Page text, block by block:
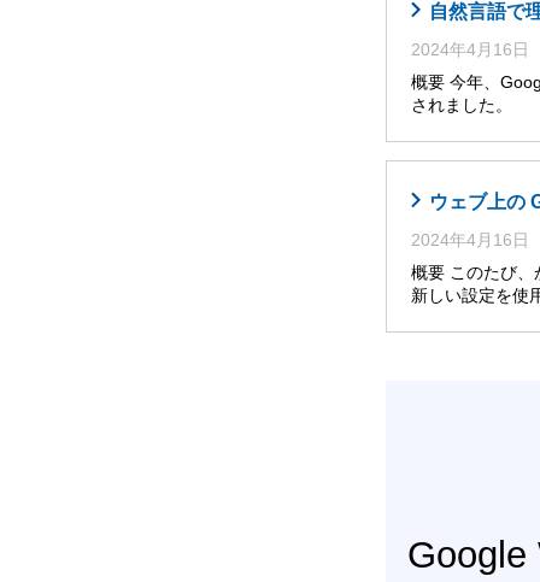
自然言語で
2024年4月16日
概要 今年、
されました。
ウェブ上の
2024年4月16日
概要 このたび、
新しい設定を使
Google